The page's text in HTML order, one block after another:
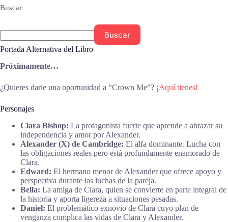
Buscar
Buscar
Portada Alternativa del Libro
Próximamente…
¿Quieres darle una oportunidad a “Crown Me”? ¡Aquí tienes!
Personajes
Clara Bishop: La protagonista fuerte que aprende a abrazar su
independencia y amor por Alexander.
Alexander (X) de Cambridge: El alfa dominante. Lucha con
las obligaciones reales pero está profundamente enamorado de
Clara.
Edward: El hermano menor de Alexander que ofrece apoyo y
perspectiva durante las luchas de la pareja.
Bella: La amiga de Clara, quien se convierte en parte integral de
la historia y aporta ligereza a situaciones pesadas.
Daniel: El problemático exnovio de Clara cuyo plan de
venganza complica las vidas de Clara y Alexander.